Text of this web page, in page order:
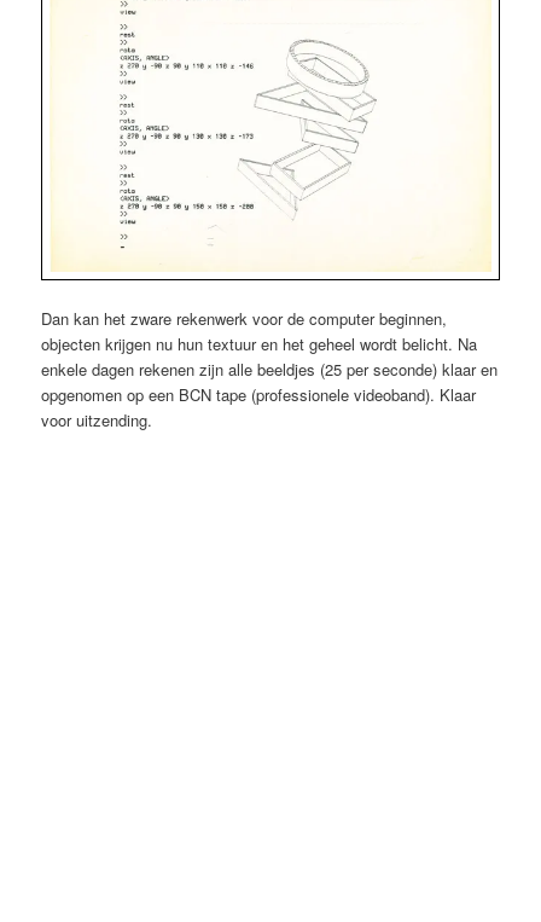
Dan kan het zware rekenwerk voor de computer beginnen,
objecten krijgen nu hun textuur en het geheel wordt belicht. Na
enkele dagen rekenen zijn alle beeldjes (25 per seconde) klaar en
opgenomen op een BCN tape (professionele videoband). Klaar
voor uitzending.